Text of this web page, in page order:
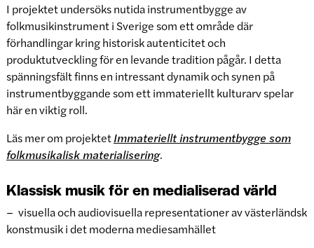
I projektet undersöks nutida instrumentbygge av
folkmusikinstrument i Sverige som ett område där
förhandlingar kring historisk autenticitet och
produktutveckling för en levande tradition pågår. I detta
spänningsfält finns en intressant dynamik och synen på
instrumentbyggande som ett immateriellt kulturarv spelar
här en viktig roll.
Läs mer om projektetImmateriellt instrumentbygge som
folkmusikalisk materialisering.
Klassisk musik för en medialiserad värld
– visuella och audiovisuella representationer av västerländsk
konstmusik i det moderna mediesamhället